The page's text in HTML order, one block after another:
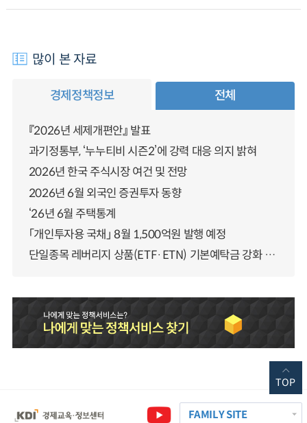
많이 본 자료
경제정책정보 전체
『2026년 세제개편안』 발표
과기정통부, ‘누누티비 시즌2’에 강력 대응 의지 밝혀
2026년 한국 주식시장 여건 및 전망
2026년 6월 외국인 증권투자 동향
‘26년 6월 주택통계
「개인투자용 국채」 8월 1,500억원 발행 예정
단일종목 레버리지 상품(ETF·ETN) 기본예탁금 강화 조기시행 방안 안내
FAMILY SITE
TOP